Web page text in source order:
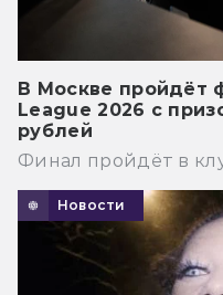
В Москве пройдёт
League 2026 с
рублей
Финал пройдёт в
Новости